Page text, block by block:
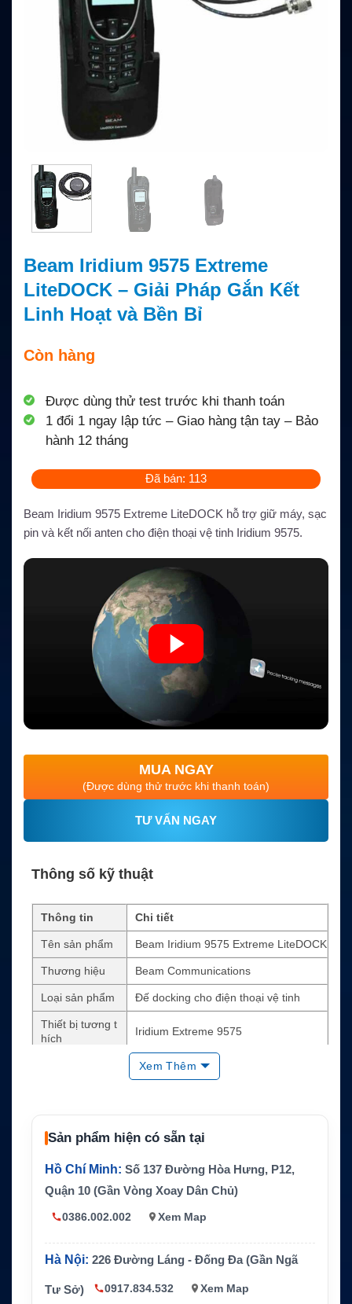
Beam Iridium 9575 Extreme
LiteDOCK – Giải Pháp Gắn Kết
Linh Hoạt và Bền Bỉ
Còn hàng
Được dùng thử test trước khi thanh toán
1 đổi 1 ngay lập tức – Giao hàng tận tay – Bảo
hành 12 tháng
Đã bán: 113
Beam Iridium 9575 Extreme LiteDOCK hỗ trợ giữ máy, sạc
pin và kết nối anten cho điện thoại vệ tinh Iridium 9575.
MUA NGAY
(Được dùng thử trước khi thanh toán)
TƯ VẤN NGAY
Thông số kỹ thuật
Thông tin Chi tiết
Tên sản phẩm Beam Iridium 9575 Extreme LiteDOCK
Thương hiệu Beam Communications
Loại sản phẩm Đế docking cho điện thoại vệ tinh
Thiết bị tương t
hích
Iridium Extreme 9575
Giữ máy, sạc điện thoại, kết nối USB d
ata
Cơ chế giữ máy Click to lock
k
Khoảng 82.2 x 212 x 75.9 mm
Trọng lượng do
Nguồn vào định
mức
Ghi chú
Không bao gồm điện thoại Iridium Extr
eme 9575
Xem Thêm
Sản phẩm hiện có sẵn tại
Hồ Chí Minh: Số 137 Đường Hòa Hưng, P12,
Quận 10 (Gần Vòng Xoay Dân Chủ)
0386.002.002 Xem Map
Hà Nội: 226 Đường Láng - Đống Đa (Gần Ngã
Tư Sở) 0917.834.532 Xem Map